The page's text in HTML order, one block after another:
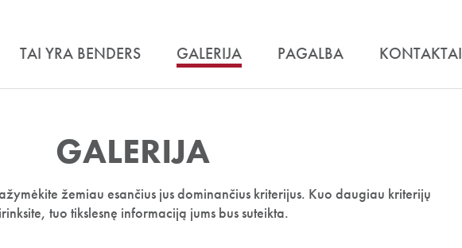
TAI YRA BENDERS GALERIJA PAGALBA KONTAKTAI
GALERIJA
žemiau esančius jus dominančius kriterijus. Kuo daugiau kriterijų
tuo tikslesnę informaciją jums bus suteikta.